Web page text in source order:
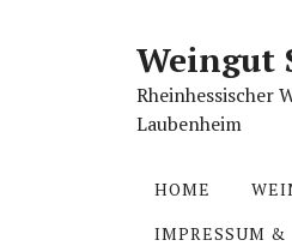
Weingut
Rheinhessischer
Laubenheim
HOME
IMPRESSUM &